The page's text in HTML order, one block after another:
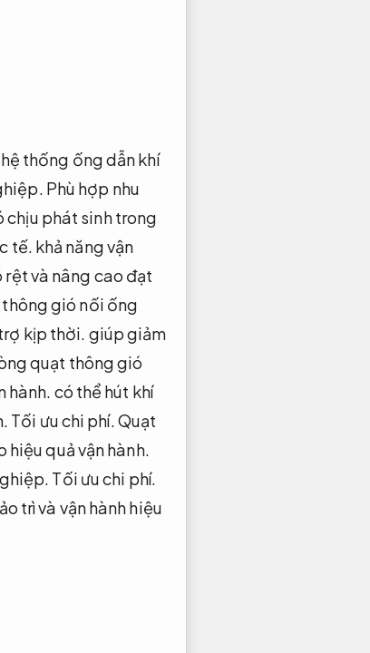
thống ống dẫn khí
Phù hợp nhu
chịu phát sinh trong
tế. khả năng vận
và nâng cao đạt
gió nối ống
kịp thời. giúp giảm
quạt thông gió
hành. có thể hút khí
Tối ưu chi phí.Quạt
hiệu quả vận hành.
Tối ưu chi phí.
trì và vận hành hiệu